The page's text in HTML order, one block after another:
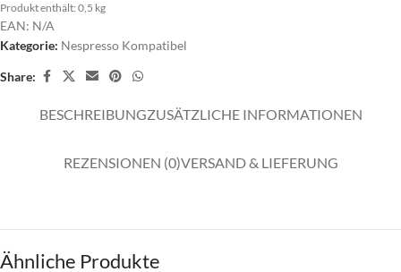
Produkt enthält: 0,5 kg
EAN: N/A
Kategorie: Nespresso Kompatibel
Share:
BESCHREIBUNGZUSÄTZLICHE INFORMATIONEN
REZENSIONEN (0)VERSAND & LIEFERUNG
Ähnliche Produkte